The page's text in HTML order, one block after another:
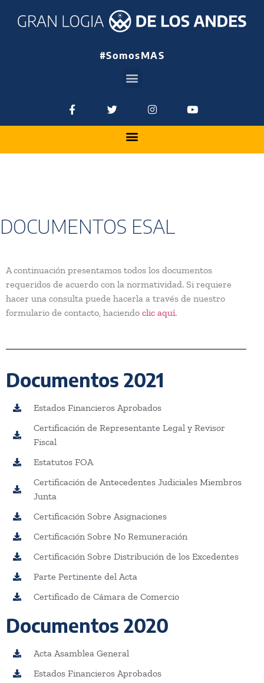
#SomosMAS
DOCUMENTOS ESAL
A continuación presentamos todos los documentos
requeridos de acuerdo con la normatividad. Si requiere
hacer una consulta puede hacerla a través de nuestro
formulario de contacto, haciendo clic aquí.
Documentos 2021
Estados Financieros Aprobados
Certificación de Representante Legal y Revisor
Fiscal
Estatutos FOA
Certificación de Antecedentes Judiciales Miembros
Junta
Certificación Sobre Asignaciones
Certificación Sobre No Remuneración
Certificación Sobre Distribución de los Excedentes
Parte Pertinente del Acta
Certificado de Cámara de Comercio
Documentos 2020
Acta Asamblea General
Estados Financieros Aprobados